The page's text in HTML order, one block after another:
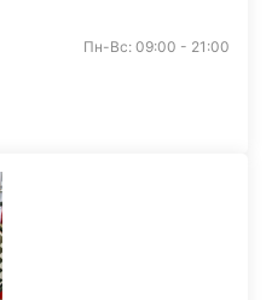
Пн-Вс: 09:00 - 21:00